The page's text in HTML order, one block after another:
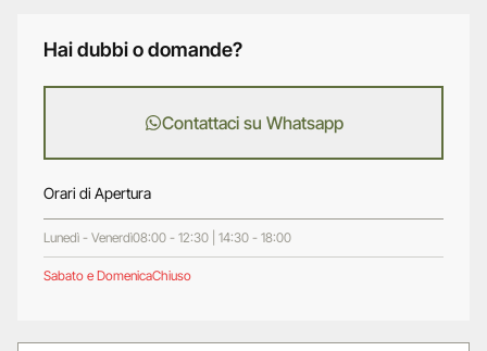
Hai dubbi o domande?
Contattaci su Whatsapp
Orari di Apertura
Lunedì - Venerdì08:00 - 12:30 | 14:30 - 18:00
Sabato e DomenicaChiuso